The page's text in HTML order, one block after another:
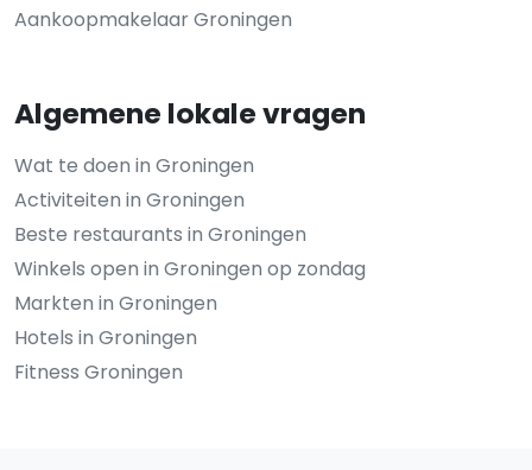
Aankoopmakelaar Groningen
Algemene lokale vragen
Wat te doen in Groningen
Activiteiten in Groningen
Beste restaurants in Groningen
Winkels open in Groningen op zondag
Markten in Groningen
Hotels in Groningen
Fitness Groningen